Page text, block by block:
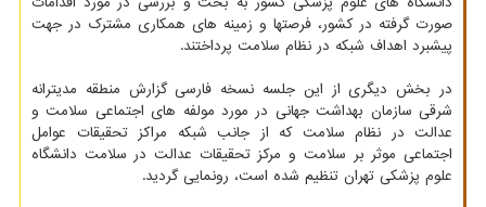
صورت گرفته در کشور، فرصتها و زمینه های همکاری مشترک در جهت
پیشبرد اهداف شبکه در نظام سلامت پرداختند.
در بخش دیگری از این جلسه نسخه فارسی گزارش منطقه مدیترانه
شرقی سازمان بهداشت جهانی در مورد مولفه های اجتماعی سلامت و
عدالت در نظام سلامت که از جانب شبکه مراکز تحقیقات عوامل
اجتماعی موثر بر سلامت و مرکز تحقیقات عدالت در سلامت دانشگاه
علوم پزشکی تهران تنظیم شده است، رونمایی گردید.